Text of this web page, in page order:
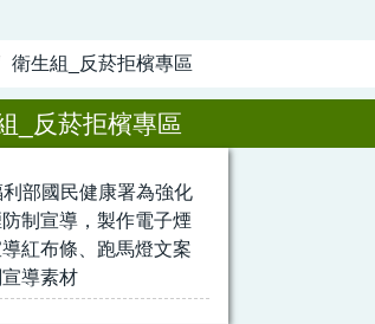
衛生組_反菸拒檳專區
_反菸拒檳專區
部國民健康署為強化
制宣導，製作電子煙
紅布條、跑馬燈文案
導素材